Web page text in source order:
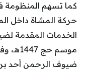
كما تسهم المنظومة
حركة المشاة داخل
الخدمات المقدمة
موسم
ضيوف الرحمن أحد